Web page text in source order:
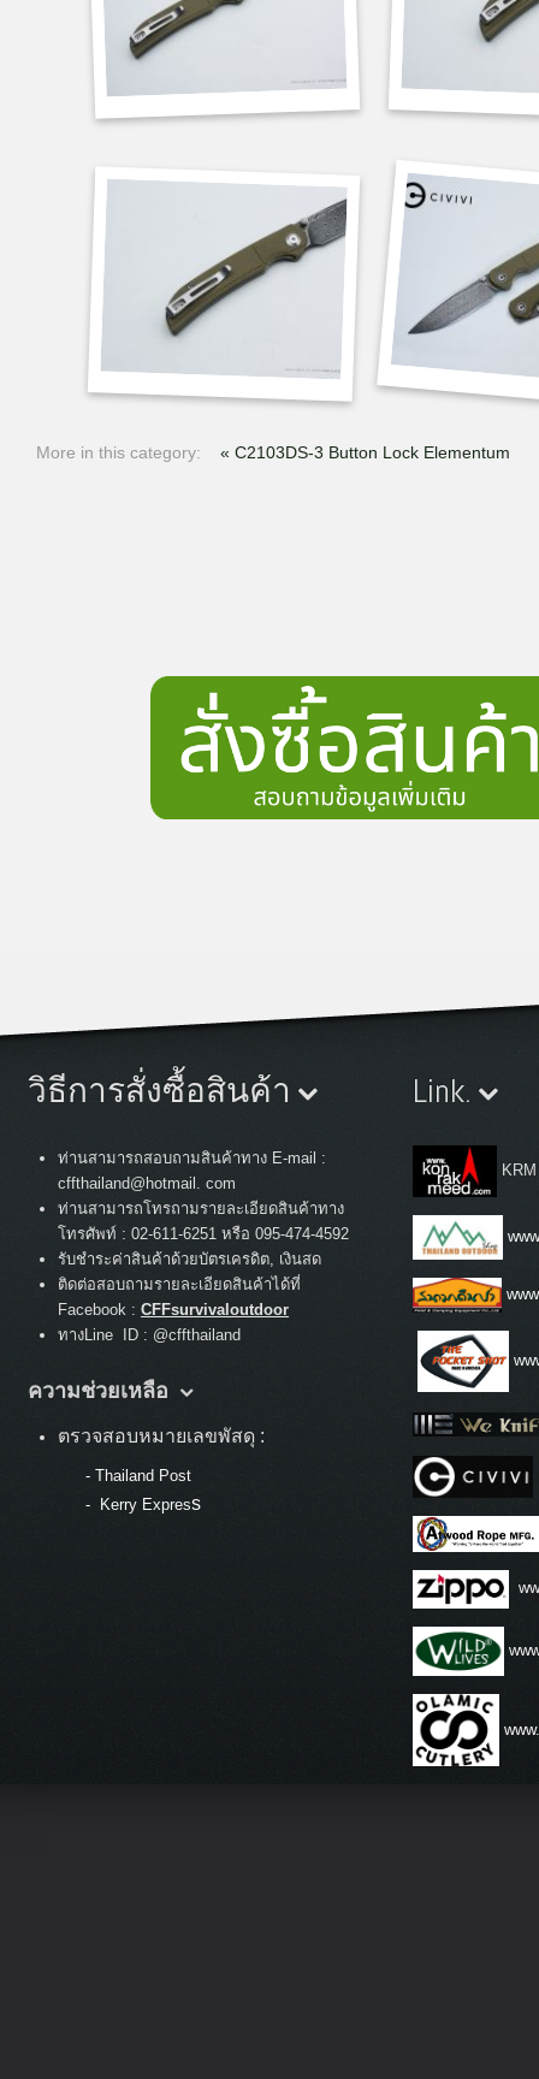
More in this category: « C2103DS-3 Button Lock Elementum
วิธีการสั่งซื้อสินค้า
ท่านสามารถสอบถามสินค้าทาง E-mail :
cffthailand@hotmail. com
ท่านสามารถโทรถามรายละเอียดสินค้าทาง
โทรศัพท์ : 02-611-6251 หรือ 095-474-4592
รับชำระค่าสินค้าด้วยบัตรเครดิต, เงินสด
ติดต่อสอบถามรายละเอียดสินค้าได้ที่
Facebook : CFFsurvivaloutdoor
ทางLine ID : @cffthailand
ความช่วยเหลือ
ตรวจสอบหมายเลขพัสดุ :
- Thailand Post
-
Kerry Express
Link.
KRM